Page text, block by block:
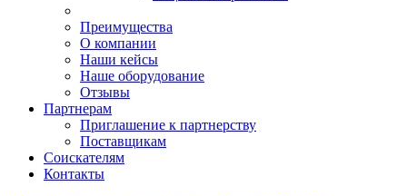
Преимущества
О компании
Наши кейсы
Наше оборудование
Отзывы
Партнерам
Приглашение к партнерству
Поставщикам
Соискателям
Контакты